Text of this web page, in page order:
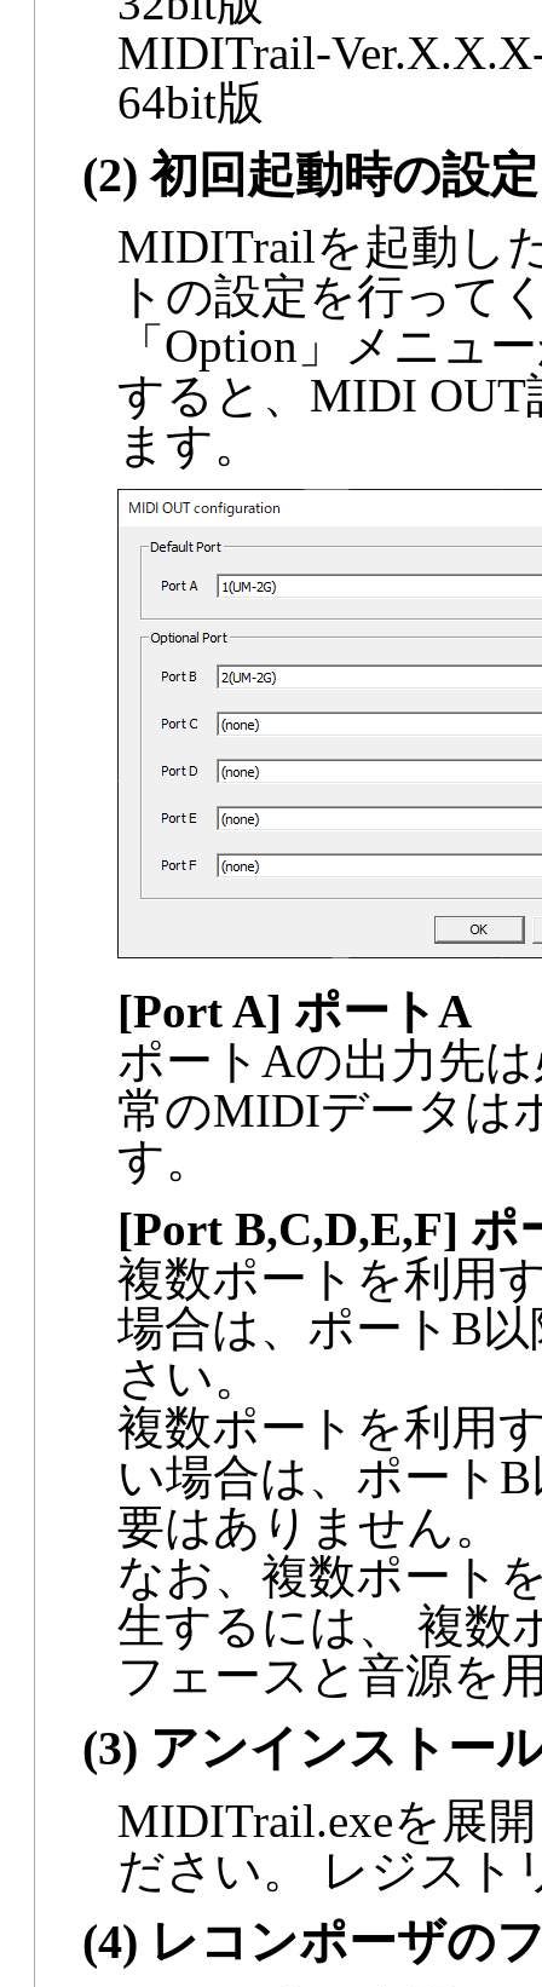
MIDITrail-
64bit版
(2) 初回起動時の設定
MIDITrailを起動し
トの設定を行って
「Option」メニュ
すると、MIDI
ます。
[Port A] ポートA
ポートAの出力先
常のMIDIデータは
す。
[Port B,C,D,E,F] ポ
複数ポートを利用
場合は、ポートB
さい。
複数ポートを利用
い場合は、ポート
要はありません。
なお、複数ポート
生するには、 複数
フェースと音源を
(3) アンインストー
MIDITrail.exeを展
ださい。 レジスト
(4) レコンポーザの